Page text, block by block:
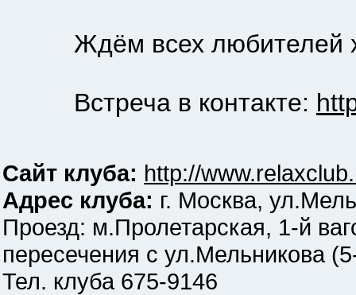
Ждём всех любителей
Встреча в контакте:
Сайт клуба: http://
Адрес клуба: г. Москва,
Проезд: м.Пролетарская, 1-й
пересечения с ул.Мельникова
Тел. клуба 675-9146